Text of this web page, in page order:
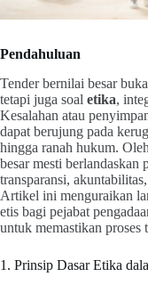
Pendahuluan
Tender bernilai besar
tetapi juga soal etika,
Kesalahan atau
dapat berujung pada
hingga ranah hukum.
besar mesti
transparansi,
Artikel ini menguraikan
etis bagi pejabat
untuk memastikan proses
1. Prinsip Dasar Etika